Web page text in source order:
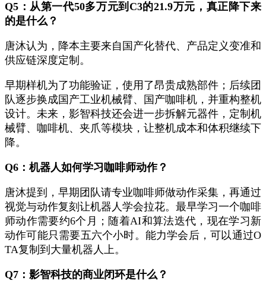
Q5：从第一代50多万元到C3的21.9万元，真正降下来
的是什么？
唐沐认为，降本主要来自国产化替代、产品定义变准和
供应链深度定制。
早期样机为了功能验证，使用了昂贵成熟部件；后续团
队逐步换成国产工业机械臂、国产咖啡机，并重构整机
设计。未来，影智科技还会进一步拆解元器件，定制机
械臂、咖啡机、夹爪等模块，让整机成本和体积继续下
降。
Q6：机器人如何学习咖啡师动作？
唐沐提到，早期团队请专业咖啡师做动作采集，再通过
视觉与动作复刻让机器人学会拉花。最早学习一个咖啡
师动作需要约6个月；随着AI和算法迭代，现在学习新
动作可能只需要五六个小时。能力学会后，可以通过O
TA复制到大量机器人上。
Q7：影智科技的商业闭环是什么？